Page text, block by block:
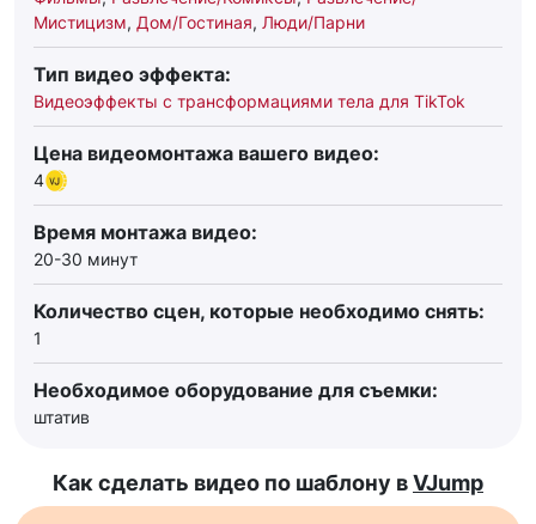
Мистицизм, Дом/Гостиная, Люди/Парни
Тип видео эффекта:
Видеоэффекты с трансформациями тела для TikTok
Цена видеомонтажа вашего видео:
4
Время монтажа видео:
20-30 минут
Количество сцен, которые необходимо снять:
1
Необходимое оборудование для съемки:
штатив
Как сделать видео по шаблону вVJump